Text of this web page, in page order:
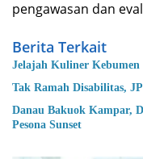
pengawasan dan
Berita Terkait
Jelajah Kuliner Kebumen
Tak Ramah Disabilitas,
Danau Bakuok Kampar,
Pesona Sunset